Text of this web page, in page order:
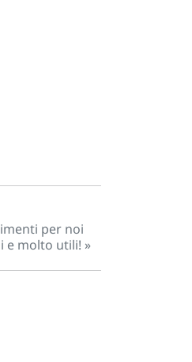
per noi
e molto utili! »